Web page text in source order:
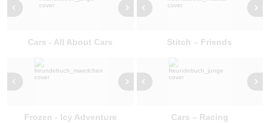
Cars - All About Cars Stitch – Friends
Frozen - Icy Adventure Cars – Racing